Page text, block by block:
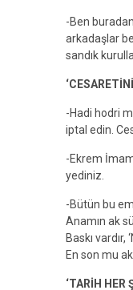
-Ben
arkadaşlar
sandık
-Hadi hodri
iptal edin.
-Ekrem
yediniz.
-Bütün bu
Anamın ak
Baskı
En son mu
‘TARİH HER